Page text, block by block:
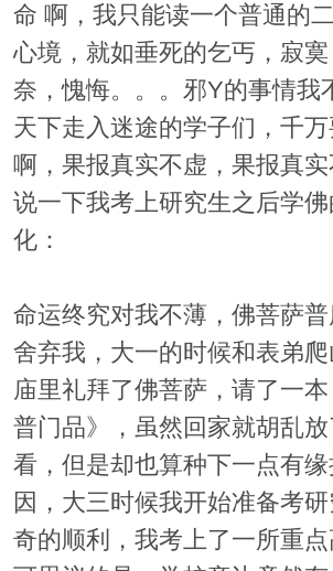
命 啊，我只能读一个普通的
心境，就如垂死的乞丐，寂
奈，愧悔。。。邪Y的事情我
天下走入迷途的学子们，千
啊，果报真实不虚，果报真
说一下我考上研究生之后学
化：
命运终究对我不薄，佛菩萨
舍弃我，大一的时候和表弟
庙里礼拜了佛菩萨，请了一
普门品》，虽然回家就胡乱
看，但是却也算种下一点有
因，大三时候我开始准备考
奇的顺利，我考上了一所重